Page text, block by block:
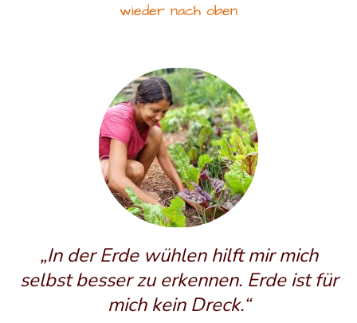
wieder nach oben
„In der Erde wühlen hilft mir mich
selbst besser zu erkennen. Erde ist für
mich kein Dreck.“